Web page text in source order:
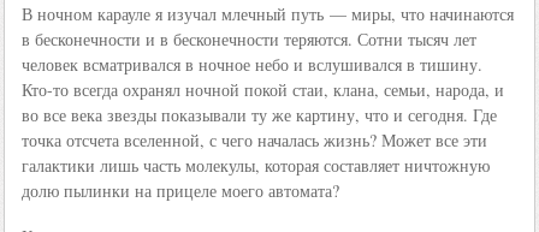
В ночном карауле я изучал млечный путь — миры, что начинаются
в бесконечности и в бесконечности теряются. Сотни тысяч лет
человек всматривался в ночное небо и вслушивался в тишину.
Кто-то всегда охранял ночной покой стаи, клана, семьи, народа, и
во все века звезды показывали ту же картину, что и сегодня. Где
точка отсчета вселенной, с чего началась жизнь? Может все эти
галактики лишь часть молекулы, которая составляет ничтожную
долю пылинки на прицеле моего автомата?